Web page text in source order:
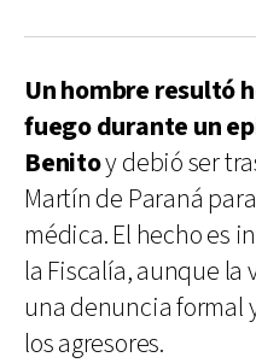
Un hombre resultó
fuego durante un
Benitoy debió ser
Martín de Paraná
médica. El hecho es
la Fiscalía, aunque la
una denuncia formal
los agresores.